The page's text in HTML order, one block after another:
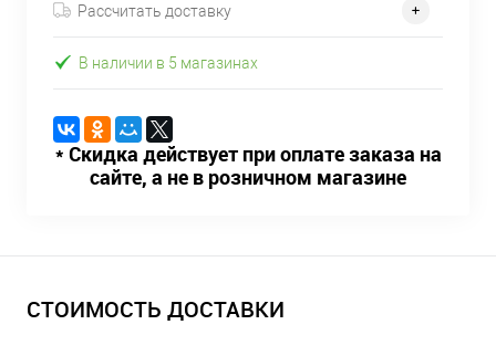
Рассчитать доставку
В наличии в 5 магазинах
* Скидка действует при оплате заказа на
сайте, а не в розничном магазине
СТОИМОСТЬ ДОСТАВКИ